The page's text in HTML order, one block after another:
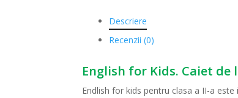
Descriere
Recenzii (0)
English for Kids. Caiet de
Endlish for kids pentru clasa a II-a